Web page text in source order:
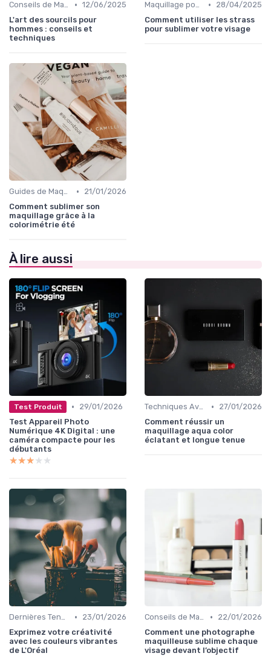
Conseils de Maquilleurs Professionnels • 12/06/2025
L'art des sourcils pour
hommes : conseils et
techniques
Maquillage pour Occasions Spéciales •
28/04/2025
Comment utiliser les strass
pour sublimer votre visage
Guides de Maquillage Quotidien •
21/01/2026
Comment sublimer son
maquillage grâce à la
colorimétrie été
À lire aussi
Test Produit •
29/01/2026
Test Appareil Photo
Numérique 4K Digital : une
caméra compacte pour les
débutants
★★★★★
★★★★★
Techniques Avancées et Artistiques •
27/01/2026
Comment réussir un
maquillage aqua color
éclatant et longue tenue
Dernières Tendances Maquillage •
23/01/2026
Exprimez votre créativité
avec les couleurs vibrantes
de L'Oréal
Conseils de Maquilleurs Professionnels •
22/01/2026
Comment une photographe
maquilleuse sublime chaque
visage devant l’objectif